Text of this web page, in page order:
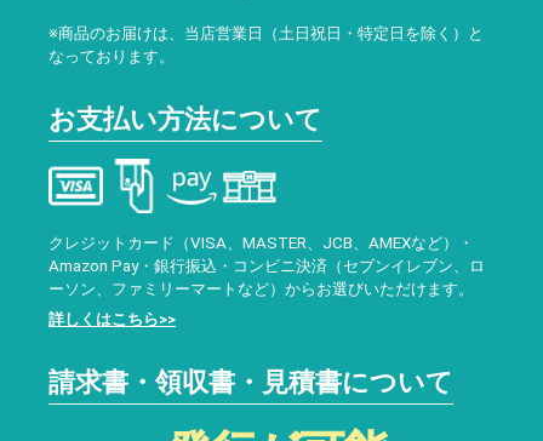
※商品のお届けは、当店営業日（土日祝日・特定日を除く）と
なっております。
お支払い方法について
クレジットカード（VISA、MASTER、JCB、AMEXなど）・
Amazon Pay・銀行振込・コンビニ決済（セブンイレブン、ロ
ーソン、ファミリーマートなど）からお選びいただけます。
詳しくはこちら>>
請求書・領収書・見積書について